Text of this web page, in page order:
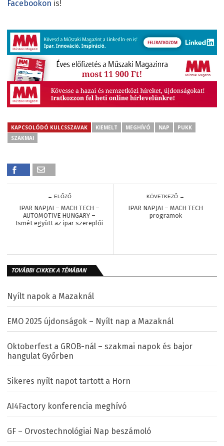
Facebookon is!
KAPCSOLÓDÓ KULCSSZAVAK KIEMELT MEGHÍVÓ NAP
PUKK
SZAKMAI
← ELŐZŐ
IPAR NAPJAI – MACH TECH –
AUTOMOTIVE HUNGARY –
Ismét együtt az ipar szereplői
KÖVETKEZŐ →
IPAR NAPJAI – MACH TECH
programok
TOVÁBBI CIKKEK A TÉMÁBAN
Nyílt napok a Mazaknál
EMO 2025 újdonságok – Nyílt nap a Mazaknál
Oktoberfest a GROB-nál – szakmai napok és bajor
hangulat Győrben
Sikeres nyílt napot tartott a Horn
AI4Factory konferencia meghívó
GF – Orvostechnológiai Nap beszámoló